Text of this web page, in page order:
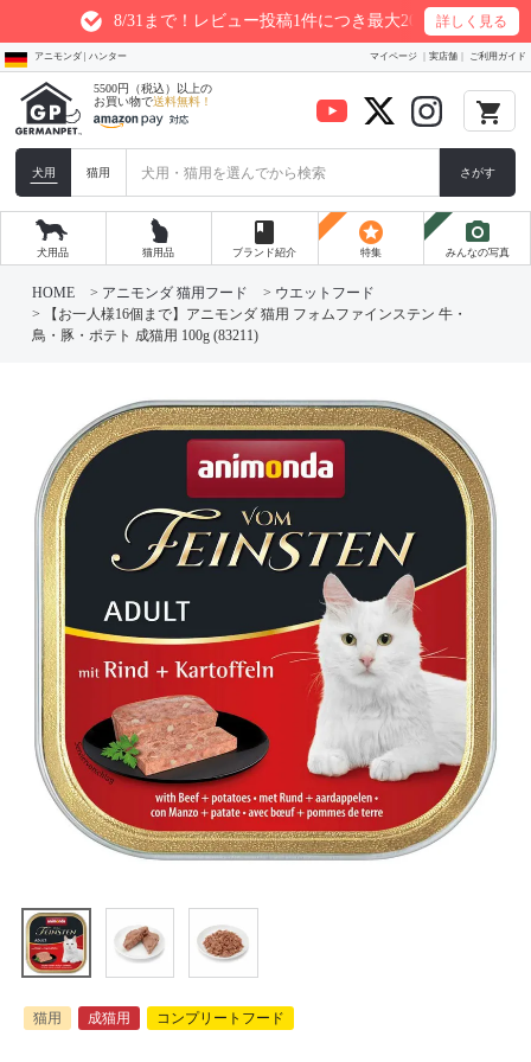
8/31まで！レビュー投稿1件につき最大200ptプレゼント
詳しく見る
アニモンダ | ハンター マイページ 実店舗 ご利用ガイド
5500円（税込）以上の
お買い物で送料無料！ local_grocery_store
犬用 猫用 さがす
犬用品 猫用品
book
ブランド紹介
stars
特集
photo_camera
みんなの写真
HOME アニモンダ 猫用フード
ウエットフード
【お一人様16個まで】アニモンダ 猫用 フォムファインステン 牛・
鳥・豚・ポテト 成猫用 100g (83211)
猫用 成猫用 コンプリートフード